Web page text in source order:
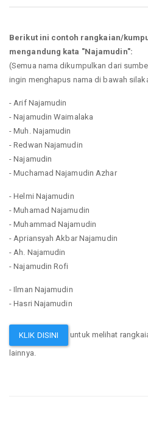
Berikut ini contoh rangkaian/
mengandung kata "Najamudin":
(Semua nama dikumpulkan dari
ingin menghapus nama di bawah
- Arif Najamudin
- Najamudin Waimalaka
- Muh. Najamudin
- Redwan Najamudin
- Najamudin
- Muchamad Najamudin Azhar
- Helmi Najamudin
- Muhamad Najamudin
- Muhammad Najamudin
- Apriansyah Akbar Najamudin
- Ah. Najamudin
- Najamudin Rofi
- Ilman Najamudin
- Hasri Najamudin
KLIK DISINI untuk melihat
lainnya.